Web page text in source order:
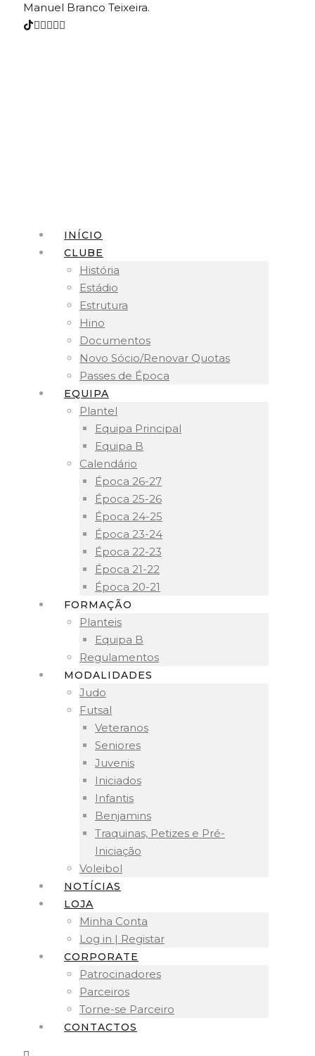
Manuel Branco Teixeira.
INÍCIO
CLUBE
História
Estádio
Estrutura
Hino
Documentos
Novo Sócio/Renovar Quotas
Passes de Época
EQUIPA
Plantel
Equipa Principal
Equipa B
Calendário
Época 26-27
Época 25-26
Época 24-25
Época 23-24
Época 22-23
Época 21-22
Época 20-21
FORMAÇÃO
Planteis
Equipa B
Regulamentos
MODALIDADES
Judo
Futsal
Veteranos
Seniores
Juvenis
Iniciados
Infantis
Benjamins
Traquinas, Petizes e Pré-
Iniciação
Voleibol
NOTÍCIAS
LOJA
Minha Conta
Log in | Registar
CORPORATE
Patrocinadores
Parceiros
Torne-se Parceiro
CONTACTOS